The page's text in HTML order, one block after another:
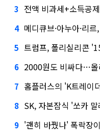
3 전액 비과세+소득공
4 메디큐브·아누아·리
5 트럼프, 폴리실리콘
6 2000원도 비싸다…올리
7 홈플러스의 'K트레
8 SK, 자본잠식 '쏘카
9 '괜히 바꿨나' 폭락장이